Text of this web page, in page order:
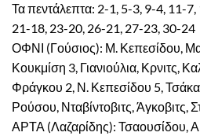
Τα πεντάλεπτα: 2-1, 5-3, 9-4, 11-
21-18, 23-20, 26-21, 27-23, 30-24
ΟΦΝΙ (Γούσιος): Μ. Κεπεσίδου,
Κουκμίση 3, Γιανιούλια, Κρνιτς,
Φράγκου 2, Ν. Κεπεσίδου 5,
Ρούσου, Νταβίντοβιτς, Άγκοβιτς,
ΑΡΤΑ (Λαζαρίδης): Τσαουσίδου,